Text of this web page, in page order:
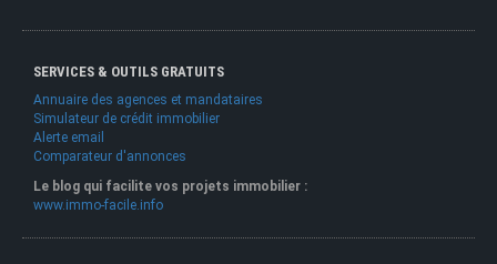
SERVICES & OUTILS GRATUITS
Annuaire des agences et mandataires
Simulateur de crédit immobilier
Alerte email
Comparateur d'annonces
Le blog qui facilite vos projets immobilier :
www.immo-facile.info